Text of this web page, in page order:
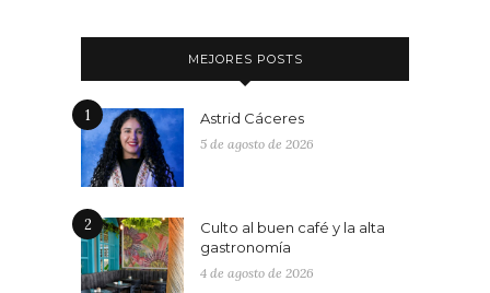
MEJORES POSTS
1 Astrid Cáceres
5 de agosto de 2026
2
Culto al buen café y la alta
gastronomía
4 de agosto de 2026